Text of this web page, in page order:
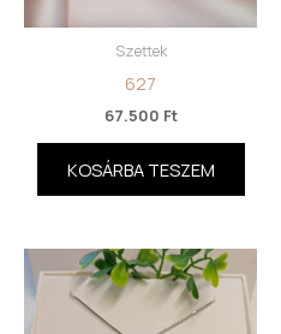
Szettek
627
67.500 Ft
KOSÁRBA TESZEM